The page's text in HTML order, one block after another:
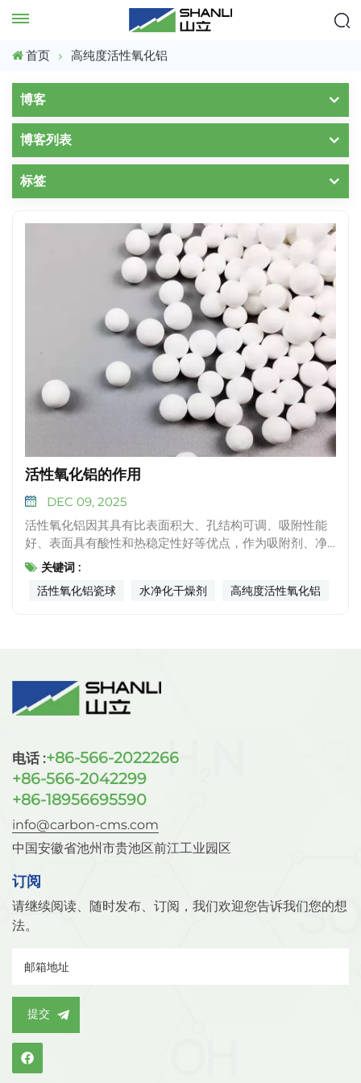
首页 高纯度活性氧化铝
博客
博客列表
标签
活性氧化铝的作用
DEC 09, 2025
活性氧化铝因其具有比表面积大、孔结构可调、吸附性能
好、表面具有酸性和热稳定性好等优点，作为吸附剂、净
水剂、催化剂及催化剂载体等，广泛应用于医药、化工、
冶金、水质净化、化学分析、废气治理等领域，特别是在
石油加氢裂化、加氢精制、加氢重整、脱氢反应及汽车尾
的工业应用包括干燥气体、干燥液体、净化处理水、石油
工业的选择吸附等。 2.在水质净化方面的应用 活性氧化
铝在水质净化领域的发展是非常迅速的，对水质的处理主
除。 3.气体干燥方面的应用 由于活性氧化铝和水有很强
的亲合力，因此它对气体中水份的干燥能力是非常强的，
它可以干燥乙炔、氢气、氧气、空气、氮气等二十余种气
体。 4.在液体干燥方面的应用 液体干燥较气体干燥要复
杂得多，而且对干燥剂的要求也相对较高。首先，液体与
吸附剂接触时，液体各组分之间及液体与氧吸附剂之间不
够被冲刷掉。目前证明可以被氧化铝干燥的液体有共香烃
类、高分子烯烃类、汽油、煤油等。 若你对我们的产品感
兴趣并想了解更多详情，可点击访问 www.carbon-
cms.cn。
关键词 :
活性氧化铝瓷球
水净化干燥剂 高纯度活性氧化铝
电话 :+86-566-2022266
+86-566-2042299
+86-18956695590
info@carbon-cms.com
中国安徽省池州市贵池区前江工业园区
订阅
请继续阅读、随时发布、订阅，我们欢迎您告诉我们您的想
法。
提交